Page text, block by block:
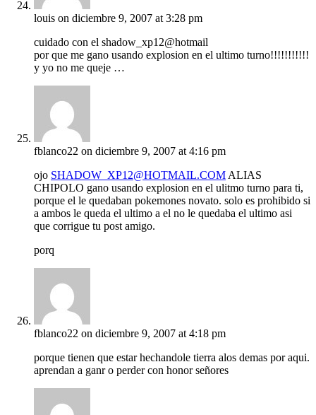
louis on diciembre 9, 2007 at 3:28 pm
cuidado con el shadow_xp12@hotmail
por que me gano usando explosion en el ultimo turno!!!!!!!!!!!
y yo no me queje …
fblanco22 on diciembre 9, 2007 at 4:16 pm
ojo SHADOW_XP12@HOTMAIL.COM ALIAS
CHIPOLO gano usando explosion en el ulitmo turno para ti,
porque el le quedaban pokemones novato. solo es prohibido si
a ambos le queda el ultimo a el no le quedaba el ultimo asi
que corrigue tu post amigo.
porq
fblanco22 on diciembre 9, 2007 at 4:18 pm
porque tienen que estar hechandole tierra alos demas por aqui.
aprendan a ganr o perder con honor señores